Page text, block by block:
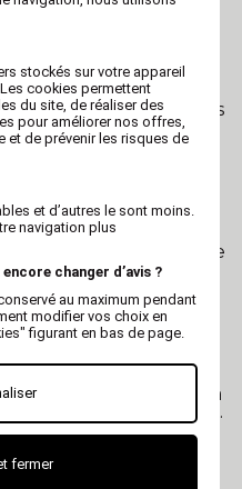
:
la tondeuse et agit
les poils à une
pouvez ajuster la
différentes longueurs
ainsi de réaliser des
en fonction des
:
réaliser des coupes
les coupes inégales
vous permettant
à chaque
les finitions du
l'utiliser pour affiner
et créer des
feront la différence
La surpeigne est facile à
la lame de la tondeuse.
le pelage, vous
de temps.
stockés sur votre appareil
cookies permettent
du site, de réaliser des
pour améliorer nos offres,
et de prévenir les risques de
et d’autres le sont moins.
navigation plus
changer d’avis ?
au maximum pendant
modifier vos choix en
figurant en bas de page.
fermer